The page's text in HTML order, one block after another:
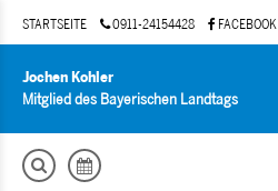
STARTSEITE 0911-24154428 FACEBOOK
Jochen Kohler
Mitglied des Bayerischen Landtags